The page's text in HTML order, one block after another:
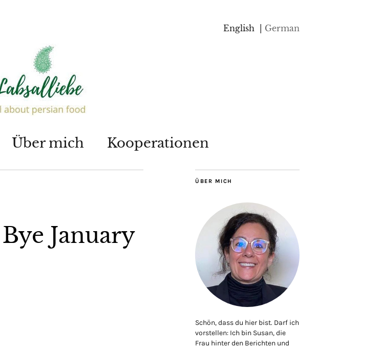
English German
Über mich Kooperationen
January
ÜBER MICH
Schön, dass du hier bist. Darf ich
vorstellen: Ich bin Susan, die
Frau hinter den Berichten und